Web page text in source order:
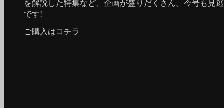
を解説した特集など、企画が盛りだくさん。今号も見
です!
ご購入はコチラ